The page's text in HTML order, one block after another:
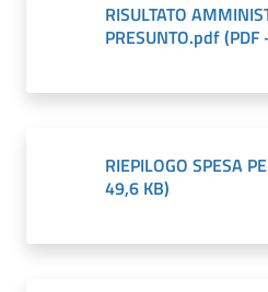
il
Amministrazione
RISULTATO
PRESUNTO.pdf(PDF
RIEPILOGO SPESA
49,6 KB)